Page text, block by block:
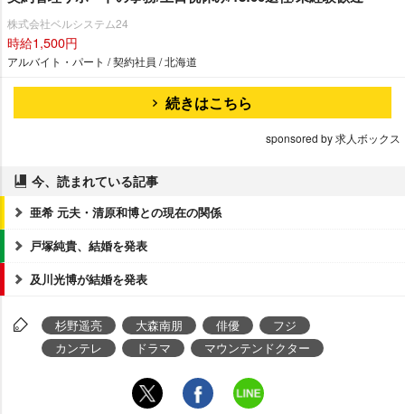
株式会社ベルシステム24
時給1,500円
アルバイト・パート / 契約社員 / 北海道
続きはこちら
sponsored by 求人ボックス
今、読まれている記事
亜希 元夫・清原和博との現在の関係
戸塚純貴、結婚を発表
及川光博が結婚を発表
杉野遥亮 大森南朋 俳優
フジ
カンテレ
ドラマ マウンテンドクター